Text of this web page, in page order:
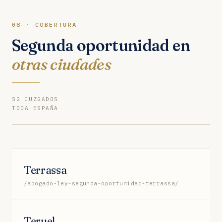
08 · COBERTURA
Segunda oportunidad en
otras ciudades
52 JUZGADOS
TODA ESPAÑA
Terrassa
/abogado-ley-segunda-oportunidad-terrassa/